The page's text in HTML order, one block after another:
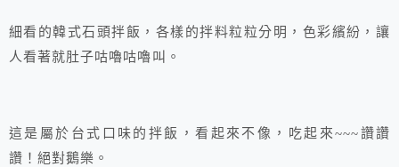
細看的韓式石頭拌飯，各樣的拌料粒粒分明，色彩繽紛，讓
人看著就肚子咕嚕咕嚕叫。
這是屬於台式口味的拌飯，看起來不像，吃起來~~~讚讚
讚！絕對鵝樂。